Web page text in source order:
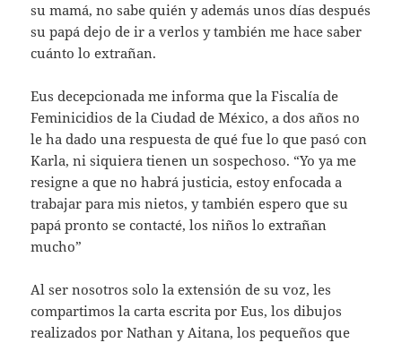
su mamá, no sabe quién y además unos días después
su papá dejo de ir a verlos y también me hace saber
cuánto lo extrañan.
Eus decepcionada me informa que la Fiscalía de
Feminicidios de la Ciudad de México, a dos años no
le ha dado una respuesta de qué fue lo que pasó con
Karla, ni siquiera tienen un sospechoso. “Yo ya me
resigne a que no habrá justicia, estoy enfocada a
trabajar para mis nietos, y también espero que su
papá pronto se contacté, los niños lo extrañan
mucho”
Al ser nosotros solo la extensión de su voz, les
compartimos la carta escrita por Eus, los dibujos
realizados por Nathan y Aitana, los pequeños que